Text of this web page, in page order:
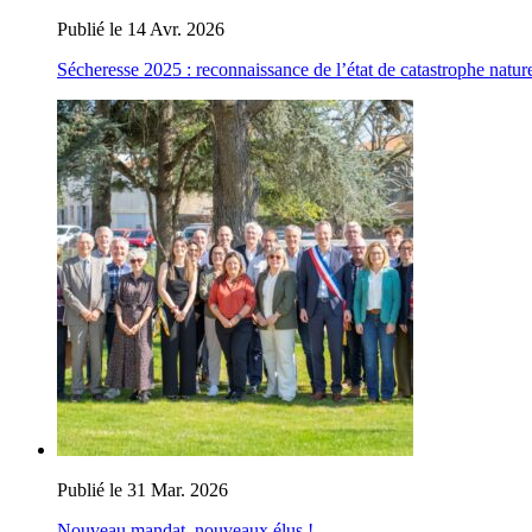
Publié le 14 Avr. 2026
Sécheresse 2025 : reconnaissance de l’état de catastrophe
Publié le 31 Mar. 2026